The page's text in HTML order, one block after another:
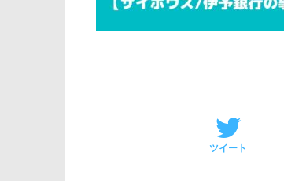
ツイート